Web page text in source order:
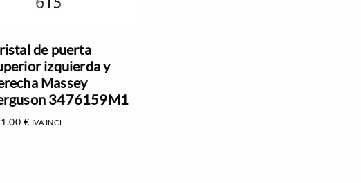
de puerta
izquierda y
Massey
3476159M1
€ IVA INCL.